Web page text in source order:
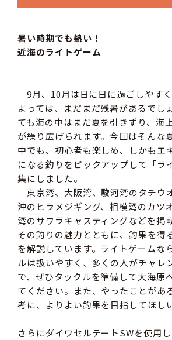
暑い時期でも熱い！
近海のライトゲーム
9月、10月は日に日に過ごしやす
よっては、まだまだ残暑があるでし
ても海の中はまだ夏を引きずり、海
が繰り広げられます。今回はそんな
中でも、初心者も楽しめ、しかもエ
になる釣りをピックアップして「ラ
集にしました。
東京湾、大阪湾、駿河湾のタチウ
沖のヒラメジギング、相模湾のカツ
湾のサワラキャスティングなどを掲
その釣りの魅力とともに、釣果を得
を解説しています。ライトゲームな
ルは扱いやすく、多くの人がチャレ
で、ぜひタックルを準備して大海原
てください。また、やったことがあ
考に、よりよい釣果を目指してほし
さらにダイワセルテートSWを使用